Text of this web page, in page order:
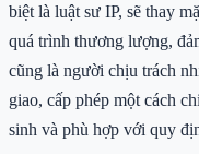
biệt là luật sư IP, sẽ thay
quá trình thương lượng,
cũng là người chịu trách
giao, cấp phép một cách
sinh và phù hợp với quy